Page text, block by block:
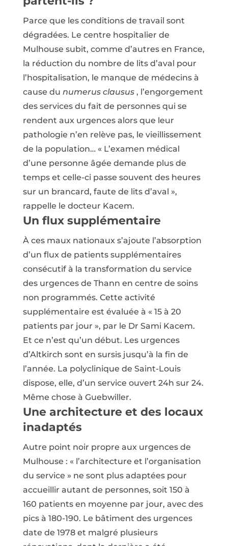
Parce que les conditions de travail sont
dégradées. Le centre hospitalier de
Mulhouse subit, comme d’autres en France,
la réduction du nombre de lits d’aval pour
l’hospitalisation, le manque de médecins à
cause du numerus clausus, l’engorgement
des services du fait de personnes qui se
rendent aux urgences alors que leur
pathologie n’en relève pas, le vieillissement
de la population… « L’examen médical
d’une personne âgée demande plus de
temps et celle-ci passe souvent des heures
sur un brancard, faute de lits d’aval »,
rappelle le docteur Kacem.
Un flux supplémentaire
À ces maux nationaux s’ajoute l’absorption
d’un flux de patients supplémentaires
consécutif à la transformation du service
des urgences de Thann en centre de soins
non programmés. Cette activité
supplémentaire est évaluée à « 15 à 20
patients par jour », par le Dr Sami Kacem.
Et ce n’est qu’un début. Les urgences
d’Altkirch sont en sursis jusqu’à la fin de
l’année. La polyclinique de Saint-Louis
dispose, elle, d’un service ouvert 24h sur 24.
Même chose à Guebwiller.
Une architecture et des locaux
inadaptés
Autre point noir propre aux urgences de
Mulhouse : « l’architecture et l’organisation
du service » ne sont plus adaptées pour
accueillir autant de personnes, soit 150 à
160 patients en moyenne par jour, avec des
pics à 180-190. Le bâtiment des urgences
date de 1978 et malgré plusieurs